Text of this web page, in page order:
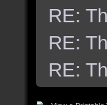
RE:
RE:
RE: